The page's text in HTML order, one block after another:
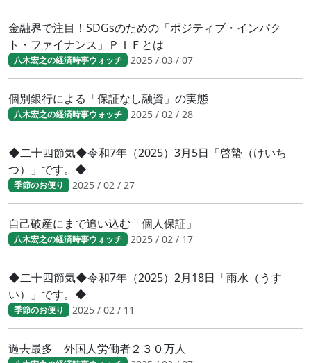
金融界で注目！SDGsのための「ポジティブ・インパク
ト・ファイナンス」ＰＩＦとは
八木宏之の経済時事ウォッチ 2025 / 03 / 07
個別銀行による「保証なし融資」の実態
八木宏之の経済時事ウォッチ 2025 / 02 / 28
◆二十四節気◆令和7年（2025）3月5日「啓蟄（けいち
つ）」です。◆
季節のお便り 2025 / 02 / 27
自己破産にまで追い込む「個人保証」
八木宏之の経済時事ウォッチ 2025 / 02 / 17
◆二十四節気◆令和7年（2025）2月18日「雨水（うす
い）」です。◆
季節のお便り 2025 / 02 / 11
過去最多 外国人労働者２３０万人